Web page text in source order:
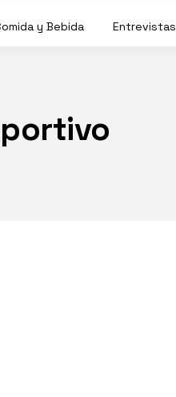
y Bebida Entrevistas